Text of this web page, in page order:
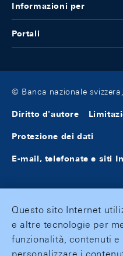
Informazioni per
Portali
© Banca nazionale
Diritto d'autore
Protezione dei dati
E-mail, telefonate e siti
Questo sito Internet
e altre tecnologie per
funzionalità, contenuti